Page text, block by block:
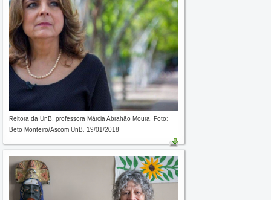
Reitora da UnB, professora Márcia Abrahão Moura. Foto:
Beto Monteiro/Ascom UnB. 19/01/2018